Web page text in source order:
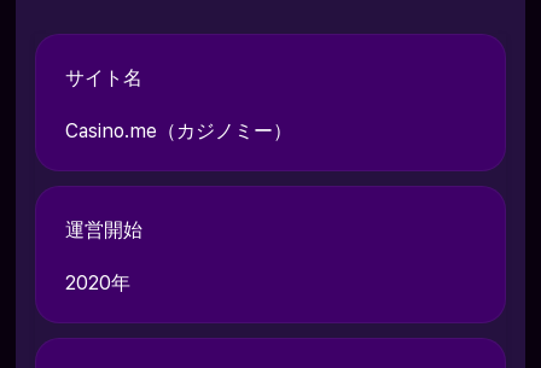
サイト名
Casino.me（カジノミー）
運営開始
2020年